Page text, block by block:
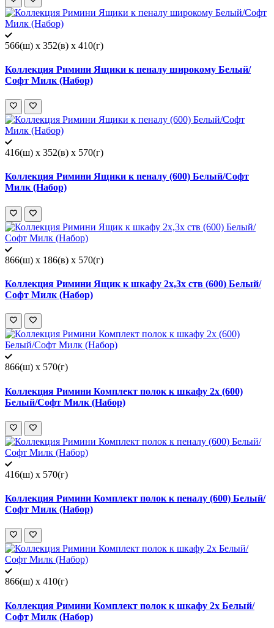
566(ш) x 352(в) x 410(г)
Коллекция Римини Ящики к пеналу широкому Белый/
Софт Милк (Набор)
416(ш) x 352(в) x 570(г)
Коллекция Римини Ящики к пеналу (600) Белый/Софт
Милк (Набор)
866(ш) x 186(в) x 570(г)
Коллекция Римини Ящик к шкафу 2х,3х ств (600) Белый/
Софт Милк (Набор)
866(ш) x 570(г)
Коллекция Римини Комплект полок к шкафу 2х (600)
Белый/Софт Милк (Набор)
416(ш) x 570(г)
Коллекция Римини Комплект полок к пеналу (600) Белый/
Софт Милк (Набор)
866(ш) x 410(г)
Коллекция Римини Комплект полок к шкафу 2х Белый/
Софт Милк (Набор)